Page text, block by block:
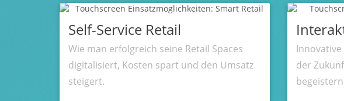
Self-Service Retail
Wie man erfolgreich seine Retail Spaces
digitalisiert, Kosten spart und den Umsatz
steigert.
der